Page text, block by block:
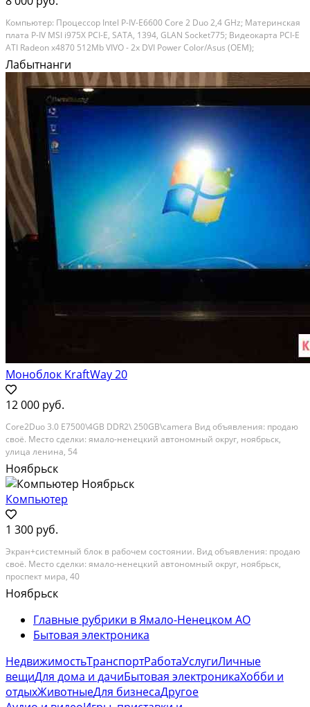
Компьютер: Процессор Intel P-IV-E6600 Core 2 Duo 2,4 GHz; Материнская
плата P-IV MSI i975X PCI-E, SATA, 1394, GLAN Socket775; Видеокарта PCI-E
ATI Radeon x4870 512Mb VIVO - 2x DVI Power Color/Asus (OEM);
Оперативная память DDR2 1024 mb PC-6400 х 2 шт.; Жёсткий диск SATA
160.0...
Лабытнанги
Моноблок KraftWay 20
12 000 руб.
Core2Duo 3.0 E7500\4GB DDR2\ 250GB\camera Вид объявления: продаю
своё. Место сделки: ямало-ненецкий автономный округ, ноябрьск,
улица ленина, 54
Ноябрьск
Компьютер
1 300 руб.
Экран+системный блок в рабочем состоянии. Вид объявления: продаю
своё. Место сделки: ямало-ненецкий автономный округ, ноябрьск,
проспект мира, 40
Ноябрьск
Главные рубрики в Ямало-Ненецком АО
Бытовая электроника
НедвижимостьТранспортРаботаУслугиЛичные
вещиДля дома и дачиБытовая электроникаХобби и
отдыхЖивотныеДля бизнесаДругое